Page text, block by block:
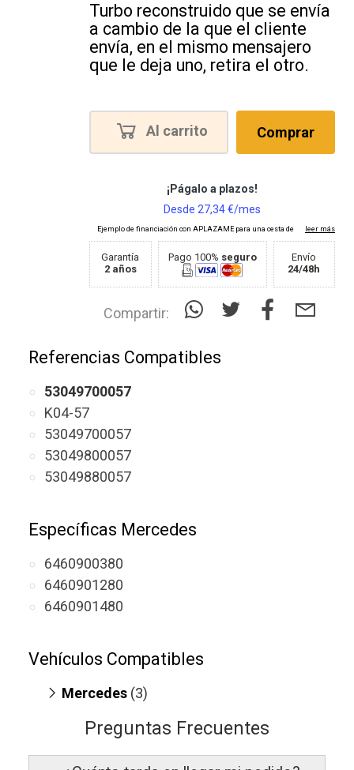
Turbo reconstruido que se envía
a cambio de la que el cliente
envía, en el mismo mensajero
que le deja uno, retira el otro.
Al carrito Comprar
Garantía
2 años
Pago 100% seguro
Envío
24/48h
Compartir:
Referencias Compatibles
53049700057
K04-57
53049700057
53049800057
53049880057
Específicas Mercedes
6460900380
6460901280
6460901480
Vehículos Compatibles
Mercedes (3)
DE22LA)
Sprinter 313 CDI(motor OM 646
Preguntas Frecuentes